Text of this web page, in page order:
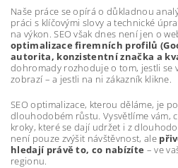
Naše práce se opírá o důkladnou
práci s klíčovými slovy a technické
na výkon. SEO však dnes není jen o
optimalizace firemních profilů
autorita, konzistentní značka a
dohromady rozhoduje o tom, jestli se
zobrazí – a jestli na ni zákazník klikne.
SEO optimalizace, kterou děláme, je
dlouhodobém růstu. Vysvětlíme vám,
kroky, které se dají udržet i z
není pouze zvýšit návštěvnost, ale
hledají právě to, co nabízíte – ve
regionu.